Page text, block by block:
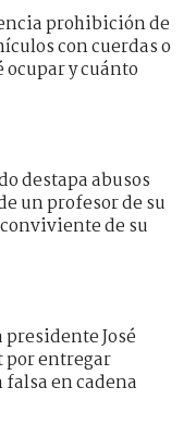
prohibición de
con cuerdas o
ocupar y cuánto
destapa abusos
un profesor de su
de su
José
por entregar
en cadena